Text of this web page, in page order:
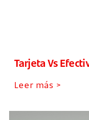
Tarjeta Vs
Leer más >